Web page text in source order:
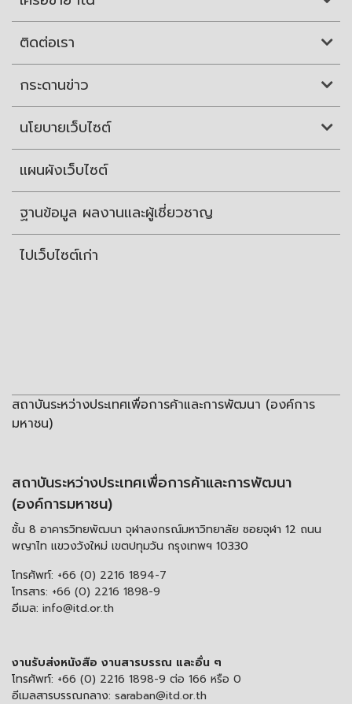
ติดต่อเรา
กระดานข่าว
นโยบายเว็บไซต์
แผนผังเว็บไซต์
ฐานข้อมูล ผลงานและผู้เชี่ยวชาญ
ไปเว็บไซต์เก่า
สถาบันระหว่างประเทศเพื่อการค้าและการพัฒนา (องค์การ
มหาชน)
สถาบันระหว่างประเทศเพื่อการค้าและการพัฒนา
(องค์การมหาชน)
ชั้น 8 อาคารวิทยพัฒนา จุฬาลงกรณ์มหาวิทยาลัย ซอยจุฬา 12 ถนน
พญาไท แขวงวังใหม่ เขตปทุมวัน กรุงเทพฯ 10330
โทรศัพท์: +66 (0) 2216 1894-7
โทรสาร: +66 (0) 2216 1898-9
อีเมล: info@itd.or.th
งานรับส่งหนังสือ งานสารบรรณ และอื่น ๆ
โทรศัพท์: +66 (0) 2216 1898-9 ต่อ 166 หรือ 0
อีเมลสารบรรณกลาง: saraban@itd.or.th